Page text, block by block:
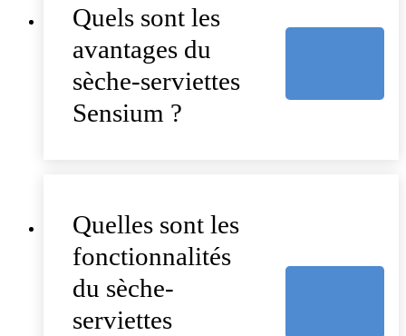
Quels sont les
avantages du
sèche-serviettes
Sensium ?
Quelles sont les
fonctionnalités
du sèche-
serviettes